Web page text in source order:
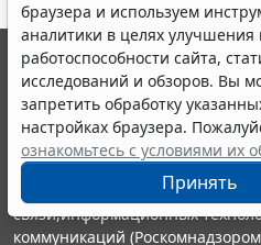
браузера и используем
аналитики в целях улучшения
работоспособности сайта,
исследований и обзоров. Вы
запретить обработку
настройках браузера.
ознакомьтесь с условиями их
Принять
© ООО "НПП "ГАРАНТ-СЕРВИС",
выпускается с 1990 года.
являются участниками
информации ГАРАНТ.
Портал ГАРАНТ.РУ
издания Федеральной
связи,информационных
коммуникаций